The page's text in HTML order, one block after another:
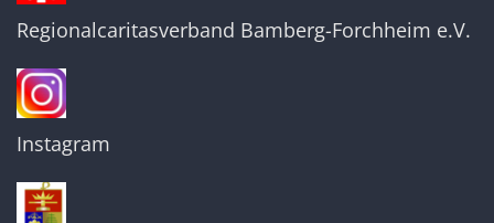
Regionalcaritasverband Bamberg-Forchheim e.V.
Instagram